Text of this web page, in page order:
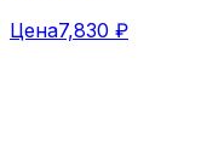
Цена7,830 ₽